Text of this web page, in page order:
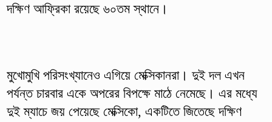
দক্ষিণ আফ্রিকা রয়েছে ৬০তম স্থানে।
মুখোমুখি পরিসংখ্যানেও এগিয়ে মেক্সিকানরা। দুই দল এখন
পর্যন্ত চারবার একে অপরের বিপক্ষে মাঠে নেমেছে। এর মধ্যে
দুই ম্যাচে জয় পেয়েছে মেক্সিকো, একটিতে জিতেছে দক্ষিণ